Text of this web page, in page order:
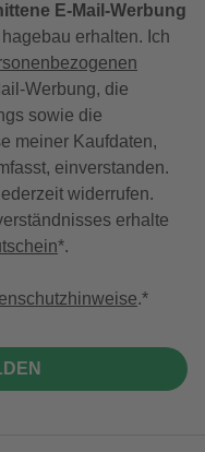
E-Mail-Werbung
erhalten. Ich
Werbung, die
sowie die
meiner Kaufdaten,
einverstanden.
widerrufen.
erhalte
*.
.